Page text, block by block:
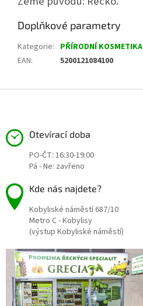
Doplňkové parametry
Kategorie: PŘÍRODNÍ KOSMETIKA
EAN: 5200121084100
Otevírací doba
PO-ČT: 16:30-19:00
Pá - Ne: zavřeno
Kde nás najdete?
Kobyliské náměstí 687/10
Metro C - Kobylisy
(výstup Kobyliské náměstí)